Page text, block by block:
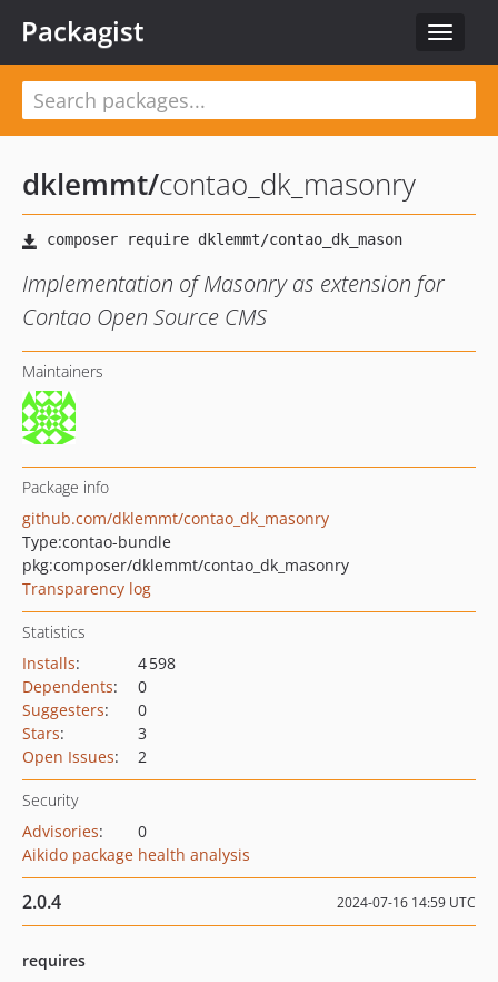
Toggle
Packagist
dklemmt/contao_dk_masonry
Implementation of Masonry as extension for
Contao Open Source CMS
Maintainers
Package info
github.com/dklemmt/contao_dk_masonry
Type:contao-bundle
pkg:composer/dklemmt/contao_dk_masonry
Transparency log
Statistics
Installs:
4 598
Dependents:
0
Suggesters:
0
Stars:
3
Open Issues: 2
Security
Advisories:
0
Aikido package health analysis
2.0.4 2024-07-16 14:59 UTC
requires